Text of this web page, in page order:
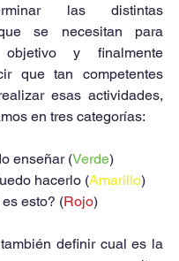
las distintas
se necesitan para
y finalmente
que tan competentes
esas actividades,
en tres categorías:
enseñar (Verde)
hacerlo (Amarillo)
esto? (Rojo)
definir cual es la